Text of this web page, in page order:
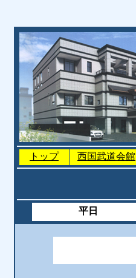
トップ 西国武道会館
平日